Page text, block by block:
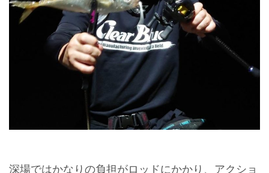
深場ではかなりの負担がロッドにかかり、アクショ